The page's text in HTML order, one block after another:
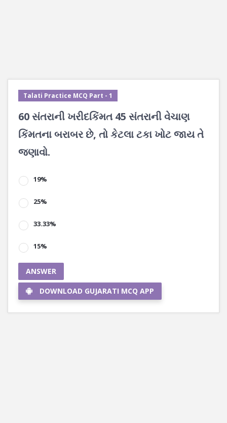
Talati Practice MCQ Part - 1
60 સંતરાની ખરીદકિંમત 45 સંતરાની વેચાણ
કિંમતના બરાબર છે, તો કેટલા ટકા ખોટ જાય તે
જણાવો.
19%
25%
33.33%
15%
ANSWER
DOWNLOAD GUJARATI MCQ APP